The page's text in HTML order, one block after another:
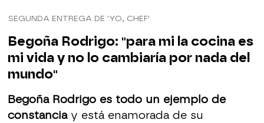
SEGUNDA ENTREGA DE 'YO, CHEF'
Begoña Rodrigo: "para mi la cocina es
mi vida y no lo cambiaría por nada del
mundo"
Begoña Rodrigo es todo un ejemplo de
constancia y está enamorada de su